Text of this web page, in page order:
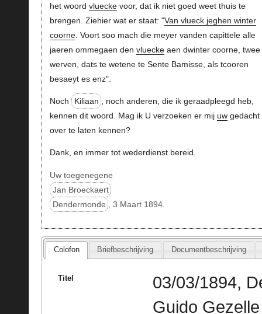
het woord vlueckevoor, dat ik niet goed weet thuis te
brengen. Ziehier wat er staat: "Van vlueck jeghen winter
coorne. Voort soo mach die meyer vanden capittele alle
jaeren ommegaen den vlueckeaen dwinter coorne, twee
werven, dats te wetene te Sente Bamisse, als tcooren
besaeyt es enz".
Noch Kiliaan
, noch anderen, die ik geraadpleegd heb,
kennen dit woord. Mag ik U verzoeken er mij uwgedacht
over te laten kennen?
Dank, en immer tot wederdienst bereid.
Uw toegenegene
Jan Broeckaert
Dendermonde
, 3 Maart 1894.
Colofon Briefbeschrijving Documentbeschrijving
Titel
03/03/1894,
Guido Gezelle